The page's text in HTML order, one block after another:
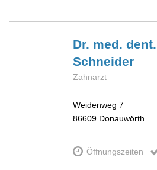
Dr. med.
Schneider
Zahnarzt
Weidenweg 7
86609 Donauwörth
Öffnungszeiten